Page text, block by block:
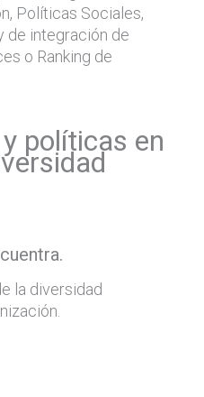
Políticas Sociales,
de integración de
o Ranking de
políticas en
la diversidad